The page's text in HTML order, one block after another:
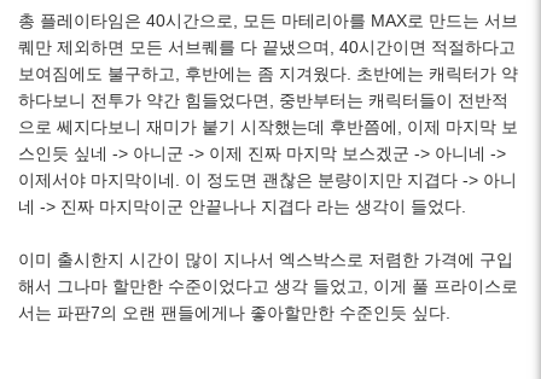
총 플레이타임은 40시간으로, 모든 마테리아를 MAX로 만드는 서브
퀘만 제외하면 모든 서브퀘를 다 끝냈으며, 40시간이면 적절하다고
보여짐에도 불구하고, 후반에는 좀 지겨웠다. 초반에는 캐릭터가 약
하다보니 전투가 약간 힘들었다면, 중반부터는 캐릭터들이 전반적
으로 쎄지다보니 재미가 붙기 시작했는데 후반쯤에, 이제 마지막 보
스인듯 싶네 -> 아니군 -> 이제 진짜 마지막 보스겠군 -> 아니네 ->
이제서야 마지막이네. 이 정도면 괜찮은 분량이지만 지겹다 -> 아니
네 -> 진짜 마지막이군 안끝나나 지겹다 라는 생각이 들었다.
이미 출시한지 시간이 많이 지나서 엑스박스로 저렴한 가격에 구입
해서 그나마 할만한 수준이었다고 생각 들었고, 이게 풀 프라이스로
서는 파판7의 오랜 팬들에게나 좋아할만한 수준인듯 싶다.